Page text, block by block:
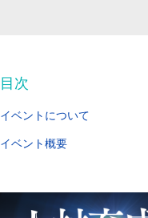
目次
イベントについて
イベント概要